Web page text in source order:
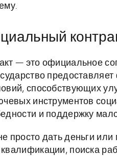
— это официальное
способствующих
инструментов
и поддержку
просто дать деньги
поиска